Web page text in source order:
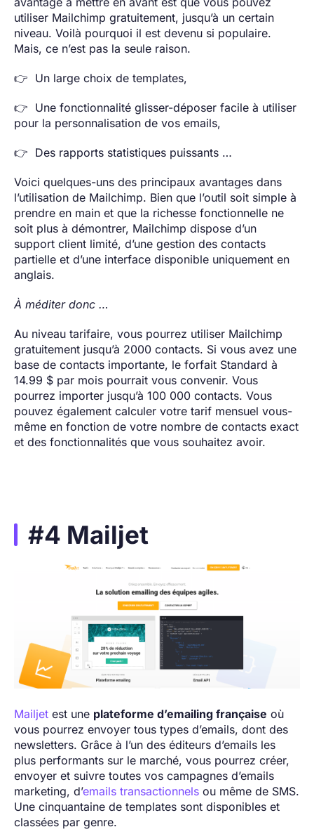
utiliser Mailchimp gratuitement, jusqu’à un certain
niveau. Voilà pourquoi il est devenu si populaire.
Mais, ce n’est pas la seule raison.
👉 Un large choix de templates,
👉 Une fonctionnalité glisser-déposer facile à utiliser
pour la personnalisation de vos emails,
👉 Des rapports statistiques puissants …
Voici quelques-uns des principaux avantages dans
l’utilisation de Mailchimp. Bien que l’outil soit simple à
prendre en main et que la richesse fonctionnelle ne
soit plus à démontrer, Mailchimp dispose d’un
support client limité, d’une gestion des contacts
partielle et d’une interface disponible uniquement en
anglais.
À méditer donc …
Au niveau tarifaire, vous pourrez utiliser Mailchimp
gratuitement jusqu’à 2000 contacts. Si vous avez une
base de contacts importante, le forfait Standard à
14.99 $ par mois pourrait vous convenir. Vous
pourrez importer jusqu’à 100 000 contacts. Vous
pouvez également calculer votre tarif mensuel vous-
même en fonction de votre nombre de contacts exact
et des fonctionnalités que vous souhaitez avoir.
#4 Mailjet
Mailjet est une plateforme d’emailing française où
vous pourrez envoyer tous types d’emails, dont des
newsletters. Grâce à l’un des éditeurs d’emails les
plus performants sur le marché, vous pourrez créer,
envoyer et suivre toutes vos campagnes d’emails
marketing, d’emails transactionnels ou même de SMS.
Une cinquantaine de templates sont disponibles et
classées par genre.